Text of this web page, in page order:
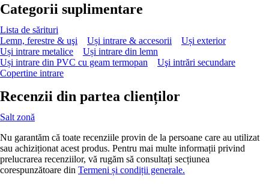
Categorii suplimentare
Lista de sărituri
Lemn, ferestre & uşi
Uși intrare & accesorii
Uși exterior
Uși intrare metalice
Uși intrare din lemn
Uși intrare din PVC cu geam termopan
Uşi intrări secundare
Copertine intrare
Recenzii din partea clienților
Salt zonă
Nu garantăm că toate recenziile provin de la persoane care au utilizat
sau achiziționat acest produs. Pentru mai multe informații privind
prelucrarea recenziilor, vă rugăm să consultați secțiunea
corespunzătoare din Termeni și condiții generale.